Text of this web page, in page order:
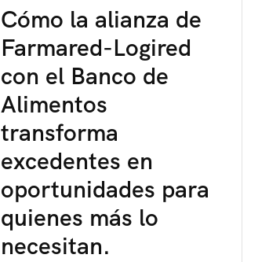
Cómo la alianza de
Farmared-Logired
con el Banco de
Alimentos
transforma
excedentes en
oportunidades para
quienes más lo
necesitan.